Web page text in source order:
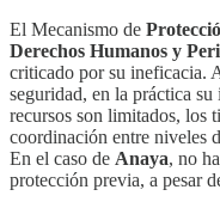
El Mecanismo de
Derechos Humanos y
criticado por su ineficacia.
seguridad, en la práctica
recursos son limitados, los
coordinación entre niveles
En el caso de Anaya, no
protección previa, a pesar